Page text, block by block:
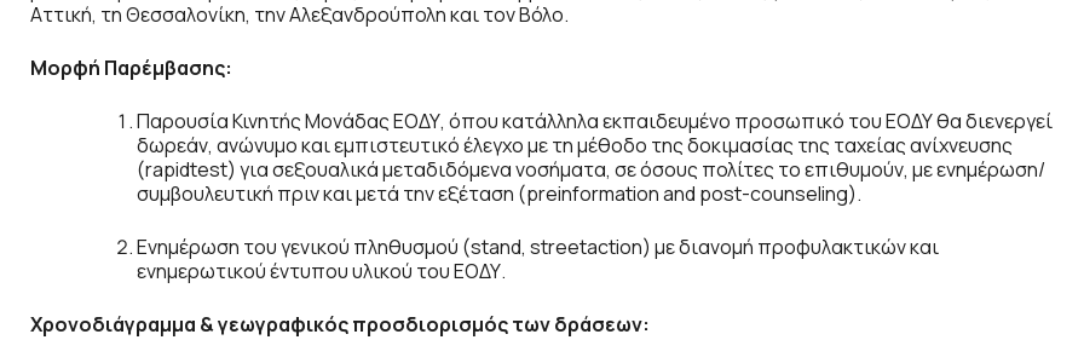
Αττική, τη Θεσσαλονίκη, την Αλεξανδρούπολη και τον Βόλο.
Μορφή Παρέμβασης:
Παρουσία Κινητής Μονάδας ΕΟΔΥ, όπου κατάλληλα εκπαιδευμένο προσωπικό του ΕΟΔΥ θα διενεργεί
δωρεάν, ανώνυμο και εμπιστευτικό έλεγχο με τη μέθοδο της δοκιμασίας της ταχείας ανίχνευσης
(rapidtest) για σεξουαλικά μεταδιδόμενα νοσήματα, σε όσους πολίτες το επιθυμούν, με ενημέρωση/
συμβουλευτική πριν και μετά την εξέταση (preinformation and post-counseling).
Ενημέρωση του γενικού πληθυσμού (stand, streetaction) με διανομή προφυλακτικών και
ενημερωτικού έντυπου υλικού του ΕΟΔΥ.
Χρονοδιάγραμμα & γεωγραφικός προσδιορισμός των δράσεων: